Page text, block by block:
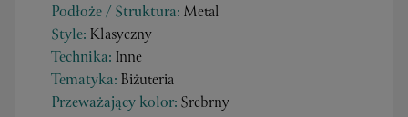
Podłoże / Struktura: Metal
Style: Klasyczny
Technika: Inne
Tematyka: Biżuteria
Przeważający kolor: Srebrny